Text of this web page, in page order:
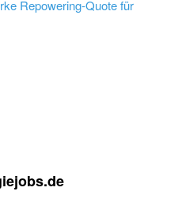
Repowering-Quote für